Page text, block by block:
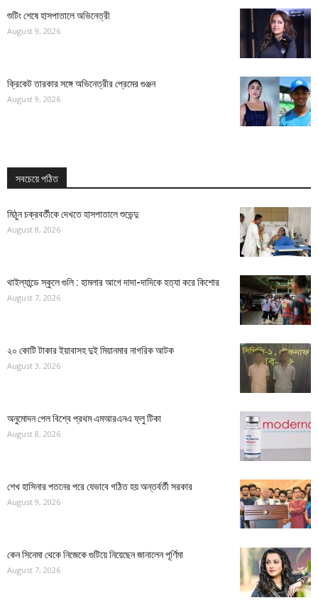
শুটিং শেষে হাসপাতালে অভিনেত্রী
August 9, 2026
ক্রিকেট তারকার সঙ্গে অভিনেত্রীর প্রেমের গুঞ্জন
August 9, 2026
সবচেয়ে পঠিত
মিঠুন চক্রবর্তীকে দেখতে হাসপাতালে শুভেন্দু
August 8, 2026
থাইল্যান্ডে স্কুলে গুলি : হামলার আগে দাদা-দাদিকে হত্যা করে কিশোর
August 7, 2026
২০ কোটি টাকার ইয়াবাসহ দুই মিয়ানমার নাগরিক আটক
August 3, 2026
অনুমোদন পেল বিশ্বে প্রথম এমআরএনএ ফ্লু টিকা
August 8, 2026
শেখ হাসিনার পতনের পরে যেভাবে গঠিত হয় অন্তর্বর্তী সরকার
August 9, 2026
কেন সিনেমা থেকে নিজেকে গুটিয়ে নিয়েছেন জানালেন পূর্ণিমা
August 7, 2026